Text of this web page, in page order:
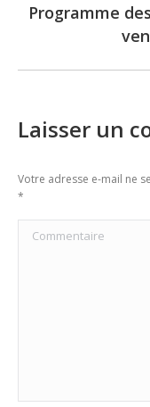
Programme
Laisser un
Votre adresse e-mail ne
*
Commentaire